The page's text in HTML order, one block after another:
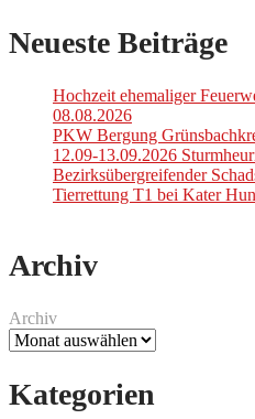
Neueste Beiträge
Hochzeit ehemaliger
08.08.2026
PKW Bergung
12.09-13.09.2026
Bezirksübergreifender
Tierrettung T1 bei Kater
Archiv
Archiv
Kategorien